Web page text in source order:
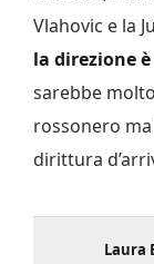
Vlahovic e la
la direzione
sarebbe
rossonero
dirittura
Laura